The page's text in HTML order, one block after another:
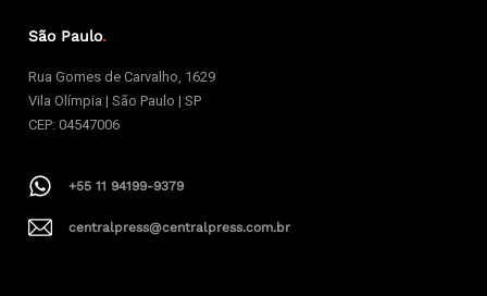
São Paulo.
Rua Gomes de Carvalho, 1629
Vila Olímpia | São Paulo | SP
CEP: 04547006
+55 11 94199-9379
centralpress@centralpress.com.br